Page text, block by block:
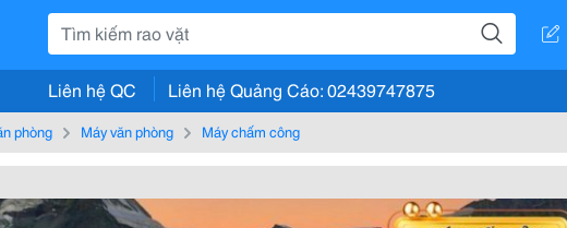
Liên hệ QC Liên hệ Quảng Cáo: 02439747875
phòng Máy văn phòng Máy chấm công